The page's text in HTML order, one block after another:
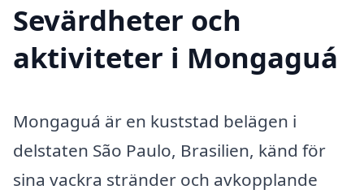
Sevärdheter och
aktiviteter i Mongaguá
Mongaguá är en kuststad belägen i
delstaten São Paulo, Brasilien, känd för
sina vackra stränder och avkopplande